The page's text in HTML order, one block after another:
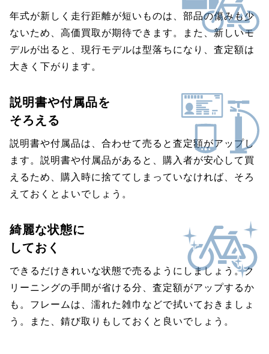
年式が新しく走行距離が短いものは、部品の傷みも少
ないため、高価買取が期待できます。また、新しいモ
デルが出ると、現行モデルは型落ちになり、査定額は
大きく下がります。
説明書や付属品を
そろえる
説明書や付属品は、合わせて売ると査定額がアップし
ます。説明書や付属品があると、購入者が安心して買
えるため、購入時に捨ててしまっていなければ、そろ
えておくとよいでしょう。
綺麗な状態に
しておく
できるだけきれいな状態で売るようにしましょう。ク
リーニングの手間が省ける分、査定額がアップするか
も。フレームは、濡れた雑巾などで拭いておきましょ
う。また、錆び取りもしておくと良いでしょう。